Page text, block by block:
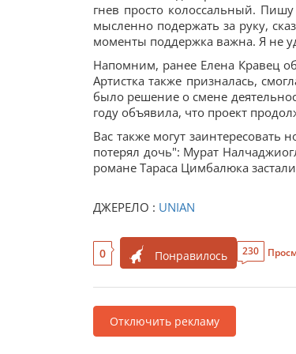
гнев просто колоссальный.
мысленно подержать за руку,
моменты поддержка важна. Я не
Напомним, ранее Елена Кравец
Артистка также призналась,
было решение о смене
году объявила, что проект
Вас также могут
потерял дочь": Мурат
романе Тараса Цимбалюка
ДЖЕРЕЛО : UNIAN
0 Понравилось 230
Отключить рекламу